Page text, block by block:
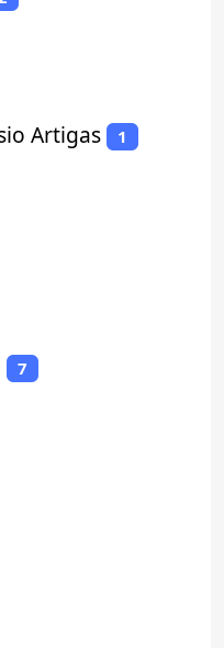
Artigas 1
7